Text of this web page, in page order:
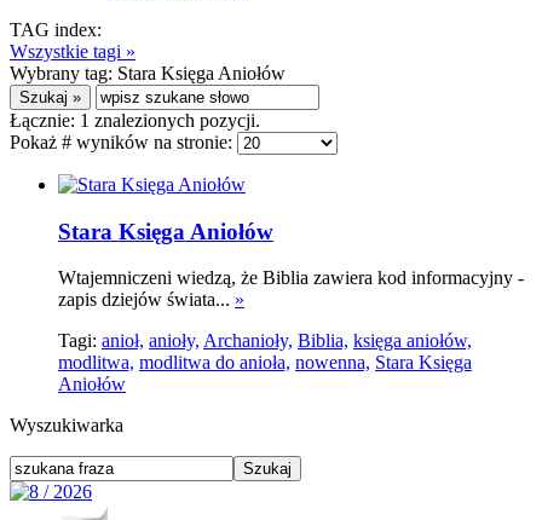
TAG index:
Wszystkie tagi »
Wybrany tag: Stara Księga Aniołów
Łącznie: 1 znalezionych pozycji.
Pokaż # wyników na stronie:
Stara Księga Aniołów
Wtajemniczeni wiedzą, że Biblia zawiera kod informacyjny -
zapis dziejów świata... »
Tagi: anioł, anioły, Archanioły, Biblia, księga aniołów,
modlitwa, modlitwa do anioła, nowenna, Stara Księga
Aniołów
Wyszukiwarka